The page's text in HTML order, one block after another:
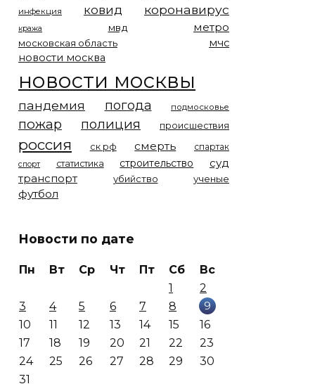
инфекция ковид коронавирус
кража мвд метро
московская область
мчс
новости москва
новости москвы
пандемия погода подмосковье
пожар полиция происшествия
россия ск рф смерть спартак
спорт статистика строительство
суд
транспорт
убийство ученые
футбол
Новости по дате
Пн Вт Ср Чт Пт Сб
Вс
1
2
3
4 5 6 7 8
9
10
11 12 13 14 15
16
17
18 19 20 21 22
23
24
25 26 27 28 29
30
31